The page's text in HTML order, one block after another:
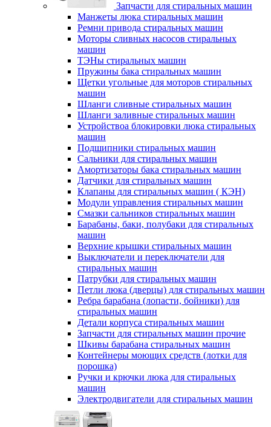
Запчасти для стиральных машин
Манжеты люка стиральных машин
Ремни привода стиральных машин
Моторы сливных насосов стиральных
машин
ТЭНы стиральных машин
Пружины бака стиральных машин
Щетки угольные для моторов стиральных
машин
Шланги сливные стиральных машин
Шланги заливные стиральных машин
Устройствоа блокировки люка стиральных
машин
Подшипники стиральных машин
Сальники для стиральных машин
Амортизаторы бака стиральных машин
Датчики для стиральных машин
Клапаны для стиральных машин ( КЭН)
Модули управления стиральных машин
Смазки сальников стиральных машин
Барабаны, баки, полубаки для стиральных
машин
Верхние крышки стиральных машин
Выключатели и переключатели для
стиральных машин
Патрубки для стиральных машин
Петли люка (дверцы) для стиральных машин
Ребра барабана (лопасти, бойники) для
стиральных машин
Детали корпуса стиральных машин
Запчасти для стиральных машин прочие
Шкивы барабана стиральных машин
Контейнеры моющих средств (лотки для
порошка)
Ручки и крючки люка для стиральных
машин
Электродвигатели для стиральных машин